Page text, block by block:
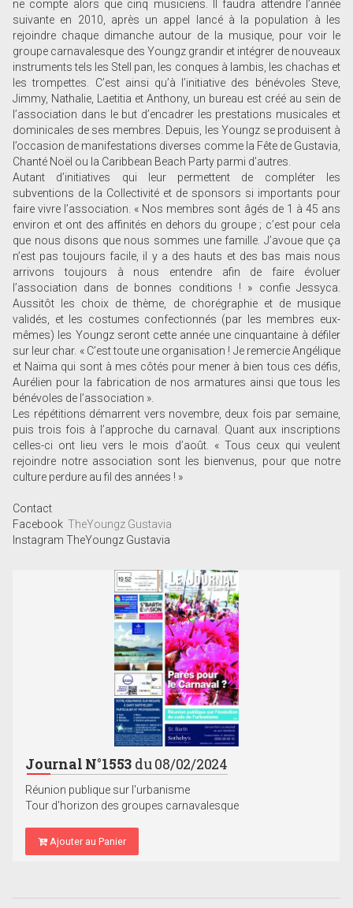
ne compte alors que cinq musiciens. Il faudra attendre l’année
suivante en 2010, après un appel lancé à la population à les
rejoindre chaque dimanche autour de la musique, pour voir le
groupe carnavalesque des Youngz grandir et intégrer de nouveaux
instruments tels les Stell pan, les conques à lambis, les chachas et
les trompettes. C’est ainsi qu’à l’initiative des bénévoles Steve,
Jimmy, Nathalie, Laetitia et Anthony, un bureau est créé au sein de
l’association dans le but d’encadrer les prestations musicales et
dominicales de ses membres. Depuis, les Youngz se produisent à
l’occasion de manifestations diverses comme la Fête de Gustavia,
Chanté Noël ou la Caribbean Beach Party parmi d’autres.
Autant d’initiatives qui leur permettent de compléter les
subventions de la Collectivité et de sponsors si importants pour
faire vivre l’association. « Nos membres sont âgés de 1 à 45 ans
environ et ont des affinités en dehors du groupe ; c’est pour cela
que nous disons que nous sommes une famille. J’avoue que ça
n’est pas toujours facile, il y a des hauts et des bas mais nous
arrivons toujours à nous entendre afin de faire évoluer
l’association dans de bonnes conditions ! » confie Jessyca.
Aussitôt les choix de thème, de chorégraphie et de musique
validés, et les costumes confectionnés (par les membres eux-
mêmes) les Youngz seront cette année une cinquantaine à défiler
sur leur char. « C’est toute une organisation ! Je remercie Angélique
et Naïma qui sont à mes côtés pour mener à bien tous ces défis,
Aurélien pour la fabrication de nos armatures ainsi que tous les
bénévoles de l’association ».
Les répétitions démarrent vers novembre, deux fois par semaine,
puis trois fois à l’approche du carnaval. Quant aux inscriptions
celles-ci ont lieu vers le mois d’août. « Tous ceux qui veulent
rejoindre notre association sont les bienvenus, pour que notre
culture perdure au fil des années ! »
Contact
FacebookTheYoungz Gustavia
Instagram TheYoungz Gustavia
Journal N°1553 du 08/02/2024
Réunion publique sur l'urbanisme
Tour d'horizon des groupes carnavalesque
Ajouter au Panier